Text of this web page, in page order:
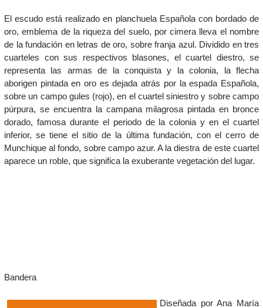
El escudo está realizado en planchuela Española con bordado de
oro, emblema de la riqueza del suelo, por cimera lleva el nombre
de la fundación en letras de oro, sobre franja azul. Dividido en tres
cuarteles con sus respectivos blasones, el cuartel diestro, se
representa las armas de la conquista y la colonia, la flecha
aborigen pintada en oro es dejada atrás por la espada Española,
sobre un campo gules (rojo), en el cuartel siniestro y sobre campo
púrpura, se encuentra la campana milagrosa pintada en bronce
dorado, famosa durante el periodo de la colonia y en el cuartel
inferior, se tiene el sitio de la última fundación, con el cerro de
Munchique al fondo, sobre campo azur. A la diestra de este cuartel
aparece un roble, que significa la exuberante vegetación del lugar.
Bandera​
Diseñada por Ana María